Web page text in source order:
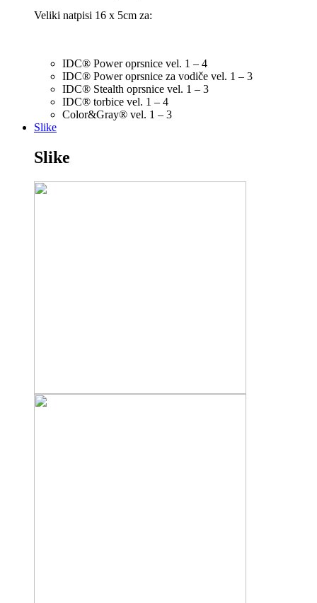
Veliki natpisi 16 x 5cm za:
IDC® Power oprsnice vel. 1 – 4
IDC® Power oprsnice za vodiče vel. 1 – 3
IDC® Stealth oprsnice vel. 1 – 3
IDC® torbice vel. 1 – 4
Color&Gray® vel. 1 – 3
Slike
Slike